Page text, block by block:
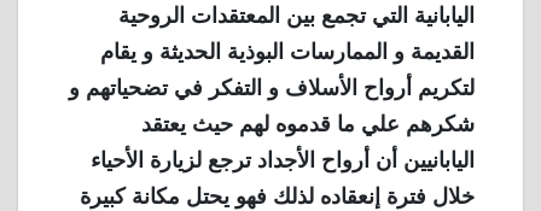
اليابانية التي تجمع بين المعتقدات الروحية
القديمة و الممارسات البوذية الحديثة و يقام
لتكريم أرواح الأسلاف و التفكر في تضحياتهم و
شكرهم علي ما قدموه لهم حيث يعتقد
اليابانيين أن أرواح الأجداد ترجع لزيارة الأحياء
خلال فترة إنعقاده لذلك فهو يحتل مكانة كبيرة